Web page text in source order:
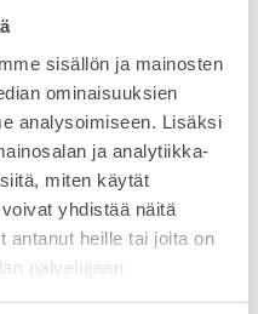
sisällön ja mainosten
ominaisuuksien
analysoimiseen. Lisäksi
ja analytiikka-
miten käytät
yhdistää näitä
antanut heille tai joita on
palvelujaan.
Joseph Stiglitz
Business School),
(Yale School of
(Nordic Choice
(ex-Disney),
sekä suomalainen
Wolt).
näyttävä osasto,
ENYAQ COUPÉ
SportLine iV. Lisäksi
ja tapahtuman teeman
ovat puhujien ja First